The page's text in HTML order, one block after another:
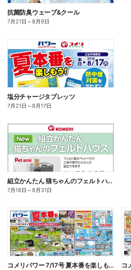
抗菌防臭ウェーブ&クール
7月21日 ～8月9日
塩分チャージタブレッツ
7月21日 ～8月17日
組立かんたん 猫ちゃんのフェルトハウス
7月18日 ～8月31日
コメリパワー 7/17号 夏本番を楽しもう! オモテ